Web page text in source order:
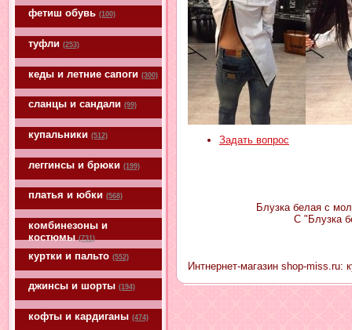
фетиш обувь (100)
туфли (253)
кеды и летние сапоги (300)
сланцы и сандали (99)
купальники (512)
леггинсы и брюки (199)
платья и юбки (568)
комбинезоны и
костюмы (731)
куртки и пальто (552)
джинсы и шорты (194)
кофты и кардиганы (474)
Задать вопрос
Блузка белая с
С "Блузка
Интнернет-магазин shop-miss.ru: